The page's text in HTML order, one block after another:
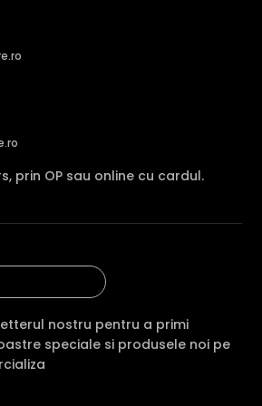
WizSense
WizSense, marca proprie Dahua
de supraveghere video IPC-
S6-BLACK, ofera functii, bazate pe
extrem de utile.
completa de produse cu
prin OP sau online cu cardul.
nostru pentru a primi
speciale si produsele noi pe